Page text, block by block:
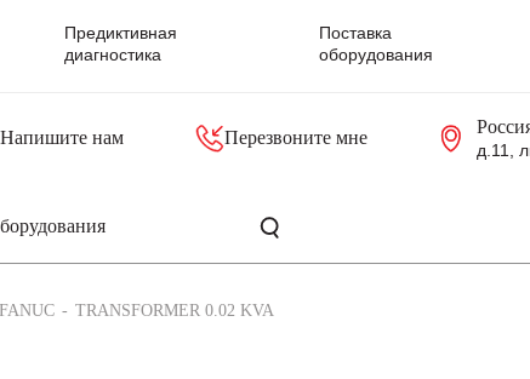
Предиктивная
диагностика
Поставка
оборудования
Напишите нам Перезвоните мне
д.11,
FANUC TRANSFORMER 0.02 KVA